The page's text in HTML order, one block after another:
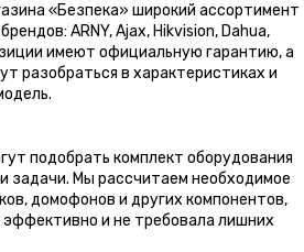
«Безпека» широкий ассортимент
ARNY, Ajax, Hikvision, Dahua,
имеют официальную гарантию, а
разобраться в характеристиках и
подобрать комплект оборудования
задачи. Мы рассчитаем необходимое
домофонов и других компонентов,
и не требовала лишних